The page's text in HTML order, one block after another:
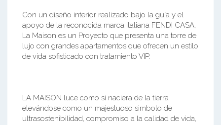
Con un diseño interior realizado bajo la guía y el
apoyo de la reconocida marca italiana FENDI CASA,
La Maison es un Proyecto que presenta una torre de
lujo con grandes apartamentos que ofrecen un estilo
de vida sofisticado con tratamiento VIP.
LA MAISON luce como si naciera de la tierra
elevándose como un majestuoso simbolo de
ultrasostenibilidad, compromiso a la calidad de vida,